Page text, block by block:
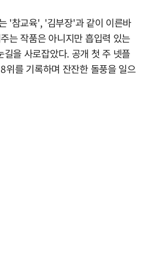
'참교육', '김부장'과 같이 이른바
는 작품은 아니지만 흡입력 있는
길을 사로잡았다. 공개 첫 주 넷플
위를 기록하며 잔잔한 돌풍을 일으